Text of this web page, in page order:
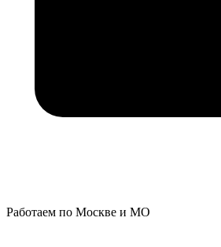
Работаем по Москве и МО